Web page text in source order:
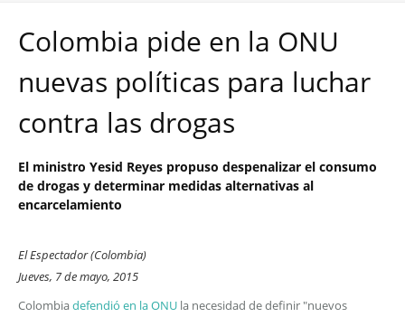
Colombia pide en la ONU
nuevas políticas para luchar
contra las drogas
El ministro Yesid Reyes propuso despenalizar el consumo
de drogas y determinar medidas alternativas al
encarcelamiento
El Espectador (Colombia)
Jueves, 7 de mayo, 2015
Colombiadefendió en la ONU la necesidad de definir "nuevos